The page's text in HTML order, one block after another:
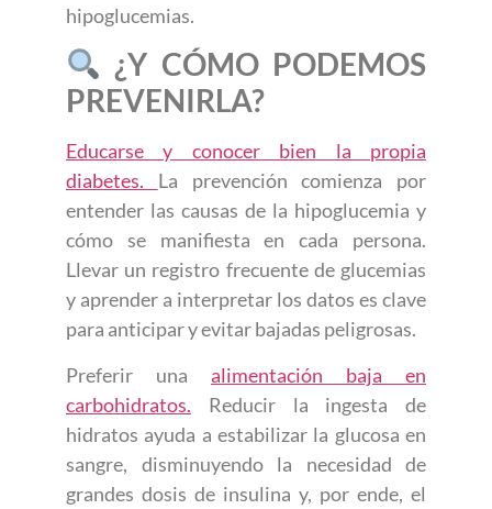
hipoglucemias.
¿Y CÓMO PODEMOS
PREVENIRLA?
Educarse y conocer bien la propia
diabetes. La prevención comienza por
entender las causas de la hipoglucemia y
cómo se manifiesta en cada persona.
Llevar un registro frecuente de glucemias
y aprender a interpretar los datos es clave
para anticipar y evitar bajadas peligrosas.
Preferir una alimentación baja en
carbohidratos. Reducir la ingesta de
hidratos ayuda a estabilizar la glucosa en
sangre, disminuyendo la necesidad de
grandes dosis de insulina y, por ende, el